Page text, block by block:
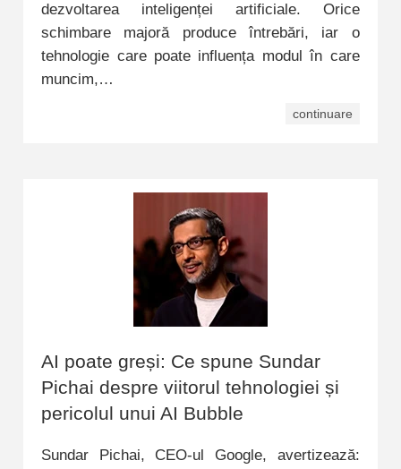
dezvoltarea inteligenței artificiale. Orice
schimbare majoră produce întrebări, iar o
tehnologie care poate influența modul în care
muncim,…
continuare
AI poate greși: Ce spune Sundar
Pichai despre viitorul tehnologiei și
pericolul unui AI Bubble
Sundar Pichai, CEO-ul Google, avertizează: